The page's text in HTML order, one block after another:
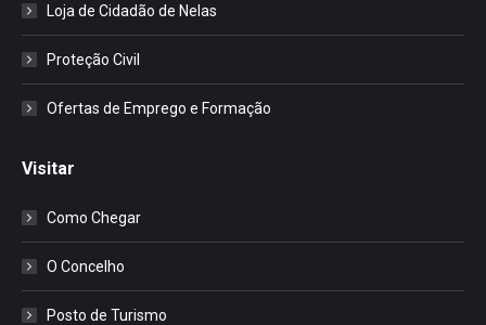
Loja de Cidadão de Nelas
Proteção Civil
Ofertas de Emprego e Formação
Visitar
Como Chegar
O Concelho
Posto de Turismo